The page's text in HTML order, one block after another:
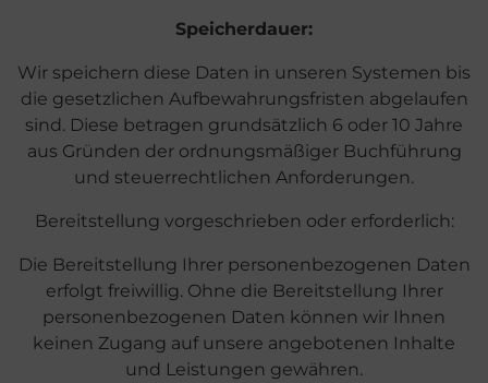
Speicherdauer:
Wir speichern diese Daten in unseren Systemen bis
die gesetzlichen Aufbewahrungsfristen abgelaufen
sind. Diese betragen grundsätzlich 6 oder 10 Jahre
aus Gründen der ordnungsmäßiger Buchführung
und steuerrechtlichen Anforderungen.
Bereitstellung vorgeschrieben oder erforderlich:
Die Bereitstellung Ihrer personenbezogenen Daten
erfolgt freiwillig. Ohne die Bereitstellung Ihrer
personenbezogenen Daten können wir Ihnen
keinen Zugang auf unsere angebotenen Inhalte
und Leistungen gewähren.